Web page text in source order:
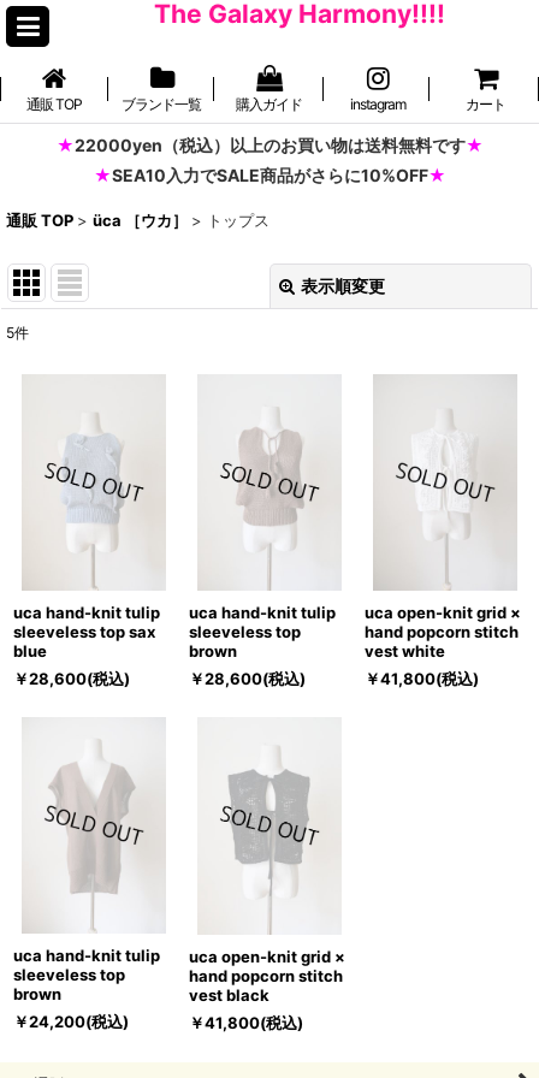
The Galaxy Harmony!!!!
通販 TOP ブランド一覧 購入ガイド instagram カート
22000yen（税込）以上のお買い物は送料無料です
SEA10入力でSALE商品がさらに10%OFF
通販 TOP > üca ［ウカ］ > トップス
表示順変更
絞り込む
5件
uca hand-knit tulip
sleeveless top sax
blue
￥28,600(税込)
uca hand-knit tulip
sleeveless top
brown
￥28,600(税込)
uca open-knit grid ×
hand popcorn stitch
vest white
￥41,800(税込)
uca hand-knit tulip
sleeveless top
brown
￥24,200(税込)
uca open-knit grid ×
hand popcorn stitch
vest black
￥41,800(税込)